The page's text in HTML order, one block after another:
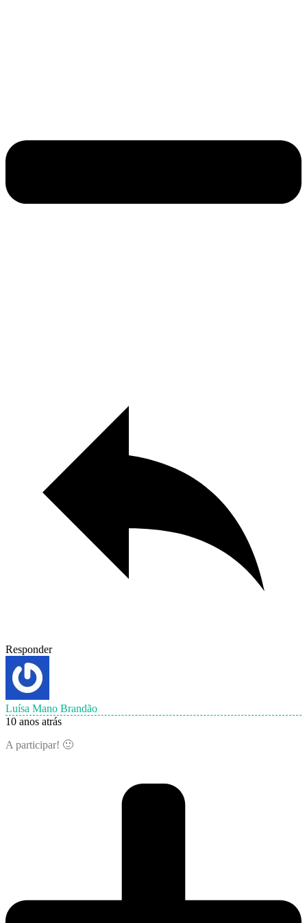
Responder
Luísa Mano Brandão
10 anos atrás
A participar! 🙂